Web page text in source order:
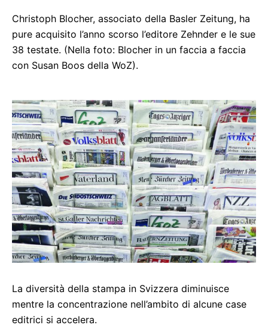
Christoph Blocher, associato della Basler Zeitung, ha
pure acquisito l’anno scorso l’editore Zehnder e le sue
38 testate. (Nella foto: Blocher in un faccia a faccia
con Susan Boos della WoZ).
La diversità della stampa in Svizzera diminuisce
mentre la concentrazione nell’ambito di alcune case
editrici si accelera.